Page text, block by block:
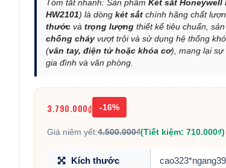
Tóm tắt nhanh: Sản phẩmKét sắt Honeywell
HW2101) là dòngkét sắt chính hãng chất
thước vàtrọng lượng thiết kế tiêu chuẩn,
chống cháy vượt trội và sử dụng hệ thống
(vân tay, điện tử hoặc khóa cơ), mang lại sự
gia đình và văn phòng.
3.790.000₫ -16%
Giá niêm yết:4.500.000₫(Tiết kiệm: 710.000₫)
Kích thước